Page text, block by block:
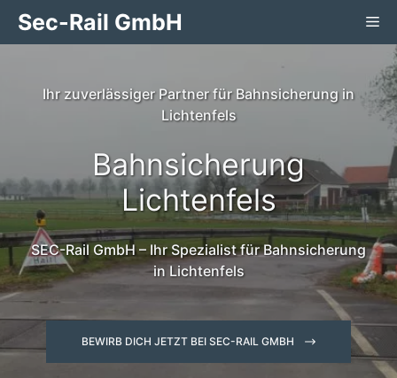
Zum
InhaltSec-Rail GmbH
Ihr zuverlässiger Partner für Bahnsicherung in
Lichtenfels
Bahnsicherung
Lichtenfels
SEC-Rail GmbH – Ihr Spezialist für Bahnsicherung
in Lichtenfels
BEWIRB DICH JETZT BEI SEC-RAIL GMBH